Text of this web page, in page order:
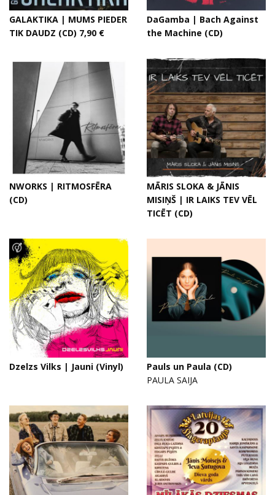
GALAKTIKA | MUMS PIEDER
TIK DAUDZ (CD) 7,90 €
DaGamba | Bach Against
the Machine (CD)
NWORKS | RITMOSFĒRA
(CD)
MĀRIS SLOKA & JĀNIS
MISIŅŠ | IR LAIKS TEV VĒL
TICĒT (CD)
Dzelzs Vilks | Jauni (Vinyl)
Pauls un Paula (CD)
PAULA SAIJA